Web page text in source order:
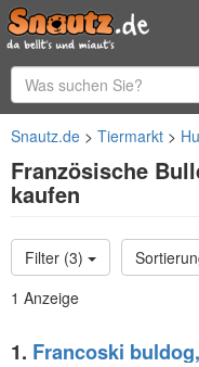
Snautz.de Tiermarkt
Französische
kaufen
Filter (3)
1 Anzeige
1. Francoski